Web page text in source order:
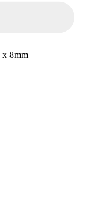
x 8mm